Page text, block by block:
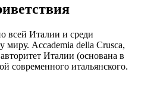
всей Италии и среди
миру. Accademia della Crusca,
Италии (основана в
современного итальянского.